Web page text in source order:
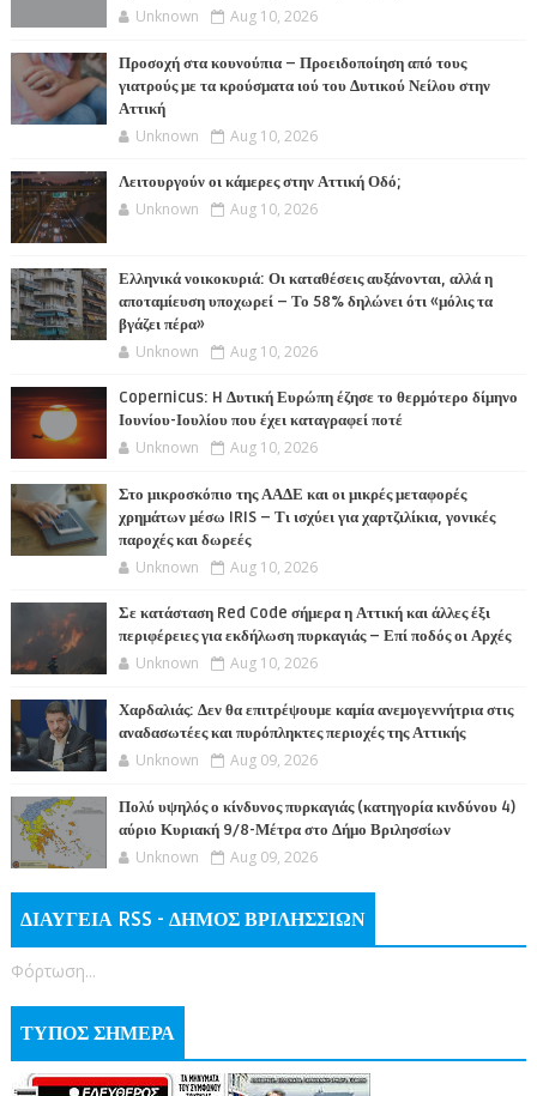
Unknown Aug 10, 2026
Προσοχή στα κουνούπια – Προειδοποίηση από τους
γιατρούς με τα κρούσματα ιού του Δυτικού Νείλου στην
Αττική
Unknown Aug 10, 2026
Λειτουργούν οι κάμερες στην Αττική Οδό;
Unknown Aug 10, 2026
Ελληνικά νοικοκυριά: Οι καταθέσεις αυξάνονται, αλλά η
αποταμίευση υποχωρεί – Το 58% δηλώνει ότι «μόλις τα
βγάζει πέρα»
Unknown Aug 10, 2026
Copernicus: H Δυτική Ευρώπη έζησε το θερμότερο δίμηνο
Ιουνίου-Ιουλίου που έχει καταγραφεί ποτέ
Unknown Aug 10, 2026
Στο μικροσκόπιο της ΑΑΔΕ και οι μικρές μεταφορές
χρημάτων μέσω IRIS – Τι ισχύει για χαρτζιλίκια, γονικές
παροχές και δωρεές
Unknown Aug 10, 2026
Σε κατάσταση Red Code σήμερα η Αττική και άλλες έξι
περιφέρειες για εκδήλωση πυρκαγιάς – Επί ποδός οι Αρχές
Unknown Aug 10, 2026
Χαρδαλιάς: Δεν θα επιτρέψουμε καμία ανεμογεννήτρια στις
αναδασωτέες και πυρόπληκτες περιοχές της Αττικής
Unknown Aug 09, 2026
Πολύ υψηλός ο κίνδυνος πυρκαγιάς (κατηγορία κινδύνου 4)
αύριο Κυριακή 9/8-Μέτρα στο Δήμο Βριλησσίων
Unknown Aug 09, 2026
ΔΙΑΥΓΕΙΑ RSS - ΔΗΜΟΣ ΒΡΙΛΗΣΣΙΩΝ
Φόρτωση...
ΤΥΠΟΣ ΣΗΜΕΡΑ